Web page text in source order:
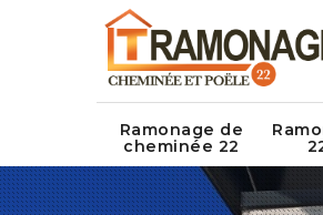
Ramonage de
cheminée 22